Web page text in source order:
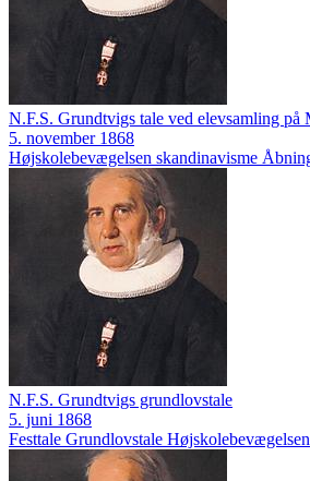
N.F.S. Grundtvigs tale ved elevsamling på
5. november 1868
Højskolebevægelsen skandinavisme
N.F.S. Grundtvigs grundlovstale
5. juni 1868
Festtale Grundlovstale Højskolebevægelsen